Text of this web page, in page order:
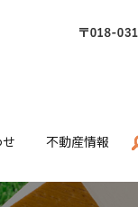
不動産情報